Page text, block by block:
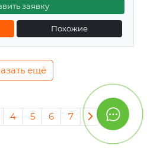
заявку
Похожие
ещё
4 5 6 7